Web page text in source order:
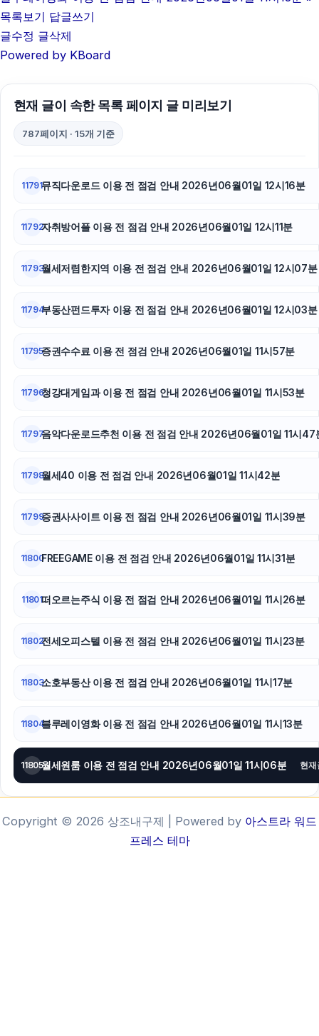
목록보기 답글쓰기
글수정 글삭제
Powered by KBoard
현재 글이 속한 목록 페이지 글 미리보기
787페이지 · 15개 기준
11791뮤직다운로드 이용 전 점검 안내 2026년06월01일 12시16분
11792자취방어플 이용 전 점검 안내 2026년06월01일 12시11분
11793월세저렴한지역 이용 전 점검 안내 2026년06월01일 12시07분
11794부동산펀드투자 이용 전 점검 안내 2026년06월01일 12시03분
11795증권수수료 이용 전 점검 안내 2026년06월01일 11시57분
11796청강대게임과 이용 전 점검 안내 2026년06월01일 11시53분
11797음악다운로드추천 이용 전 점검 안내 2026년06월01일 11시47
11798월세40 이용 전 점검 안내 2026년06월01일 11시42분
11799증권사사이트 이용 전 점검 안내 2026년06월01일 11시39분
11800FREEGAME 이용 전 점검 안내 2026년06월01일 11시31분
11801떠오르는주식 이용 전 점검 안내 2026년06월01일 11시26분
11802전세오피스텔 이용 전 점검 안내 2026년06월01일 11시23분
11803소호부동산 이용 전 점검 안내 2026년06월01일 11시17분
11804블루레이영화 이용 전 점검 안내 2026년06월01일 11시13분
11805월세원룸 이용 전 점검 안내 2026년06월01일 11시06분 현재
Copyright © 2026 상조내구제 | Powered by 아스트라 워드
프레스 테마